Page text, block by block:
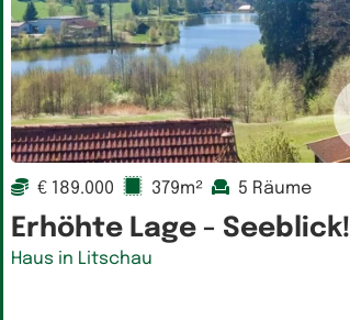
€ 189.000 379m² 5 Räume
Erhöhte Lage - Seeblick!
Haus in Litschau